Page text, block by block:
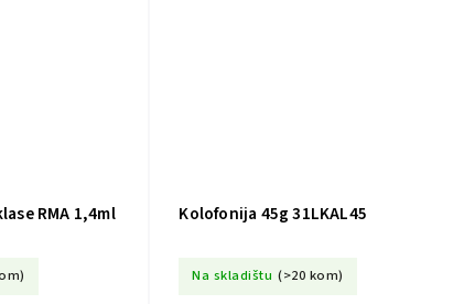
RMA 1,4ml
Kolofonija 45g 31LKAL45
Na skladištu (>20 kom)